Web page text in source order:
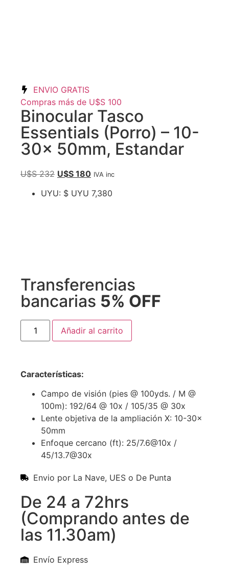
ENVIO GRATIS
Compras más de U$S 100
Binocular Tasco
Essentials (Porro) – 10-
30x 50mm, Estandar
U$S232 U$S 180 IVA inc
UYU: $ UYU 7,380
Transferencias
bancarias 5% OFF
Añadir al carrito
Características:
Campo de visión (pies @ 100yds. / M @
100m): 192/64 @ 10x / 105/35 @ 30x
Lente objetiva de la ampliación X: 10-30x
50mm
Enfoque cercano (ft): 25/7.6@10x /
45/13.7@30x
Envio por La Nave, UES o De Punta
De 24 a 72hrs
(Comprando antes de
las 11.30am)
Envío Express